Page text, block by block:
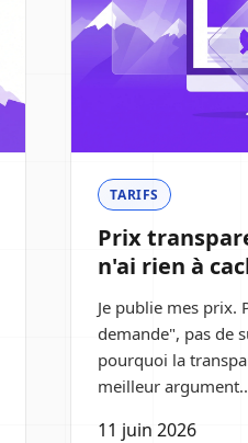
TARIFS
Prix
n'ai rien à
Je publie mes prix.
demande", pas de
pourquoi la
meilleur
11 juin 2026